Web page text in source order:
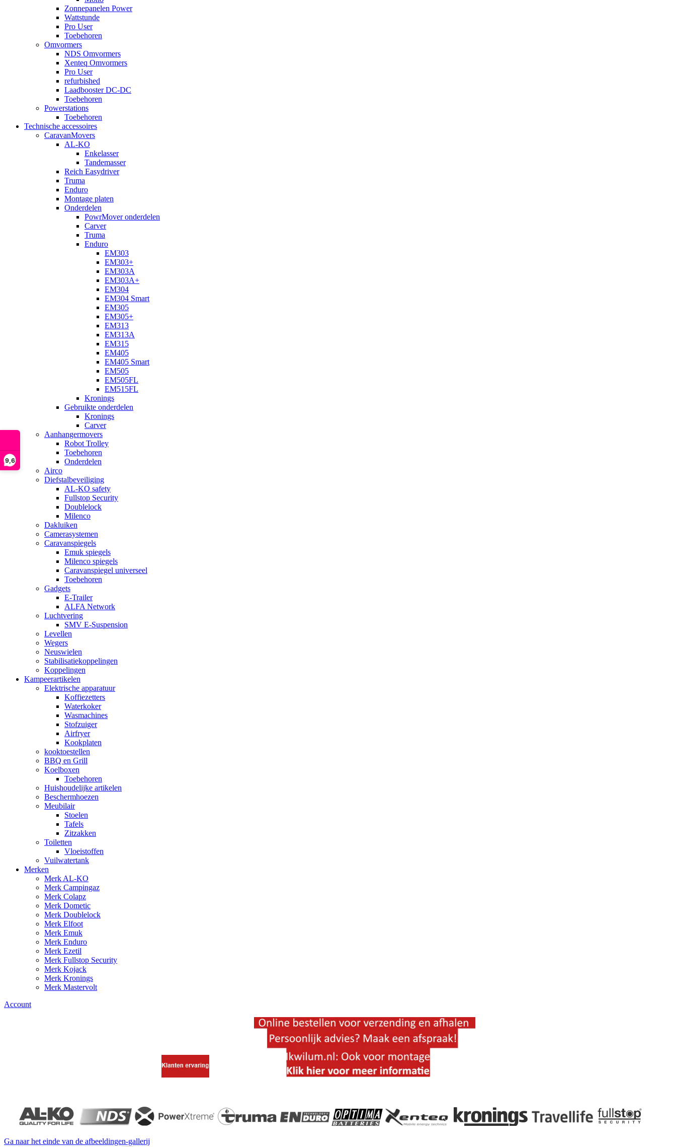
9,6
Zonnepanelen Power
Wattstunde
Pro User
Toebehoren
Omvormers
NDS Omvormers
Xenteq Omvormers
Pro User
refurbished
Laadbooster DC-DC
Toebehoren
Powerstations
Toebehoren
Technische accessoires
CaravanMovers
AL-KO
Enkelasser
Tandemasser
Reich Easydriver
Truma
Enduro
Montage platen
Onderdelen
PowrMover onderdelen
Carver
Truma
Enduro
EM303
EM303+
EM303A
EM303A+
EM304
EM304 Smart
EM305
EM305+
EM313
EM313A
EM315
EM405
EM405 Smart
EM505
EM505FL
EM515FL
Kronings
Gebruikte onderdelen
Kronings
Carver
Aanhangermovers
Robot Trolley
Toebehoren
Onderdelen
Airco
Diefstalbeveiliging
AL-KO safety
Fullstop Security
Doublelock
Milenco
Dakluiken
Camerasystemen
Caravanspiegels
Emuk spiegels
Milenco spiegels
Caravanspiegel universeel
Toebehoren
Gadgets
E-Trailer
ALFA Network
Luchtvering
SMV E-Suspension
Levellen
Wegers
Neuswielen
Stabilisatiekoppelingen
Koppelingen
Kampeerartikelen
Elektrische apparatuur
Koffiezetters
Waterkoker
Wasmachines
Stofzuiger
Airfryer
Kookplaten
kooktoestellen
BBQ en Grill
Koelboxen
Toebehoren
Huishoudelijke artikelen
Beschermhoezen
Meubilair
Stoelen
Tafels
Zitzakken
Toiletten
Vloeistoffen
Vuilwatertank
Merken
Merk AL-KO
Merk Campingaz
Merk Colapz
Merk Dometic
Merk Doublelock
Merk Elfoot
Merk Emuk
Merk Enduro
Merk Ezetil
Merk Fullstop Security
Merk Kojack
Merk Kronings
Merk Mastervolt
Account
Ga naar het einde van de afbeeldingen-gallerij